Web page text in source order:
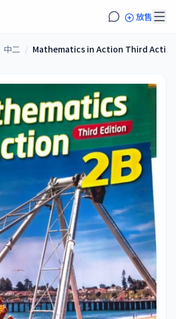
放售
中二 / Mathematics in Action Third